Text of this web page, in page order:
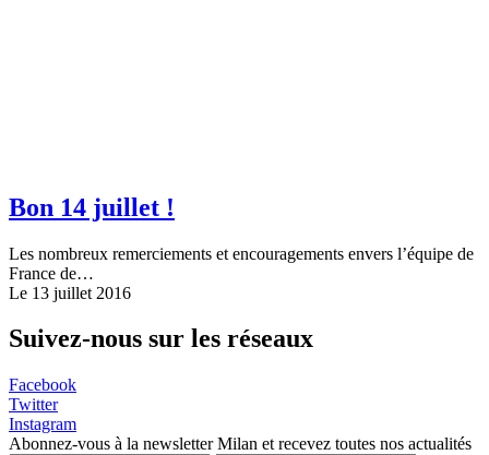
Bon 14 juillet !
Les nombreux remerciements et encouragements envers l’équipe de
France de…
Le 13 juillet 2016
Suivez-nous sur les réseaux
Facebook
Twitter
Instagram
Abonnez-vous à la newsletter Milan et recevez toutes nos actualités